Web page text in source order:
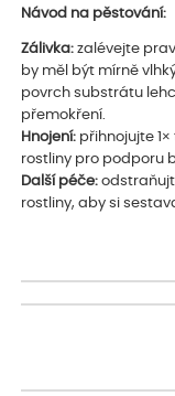
Návod na pěstování:
Zálivka: zalévejte
by měl být mírně
povrch substrátu
přemokření.
Hnojení: přihnojujte
rostliny pro podporu
Další péče:
rostliny, aby si